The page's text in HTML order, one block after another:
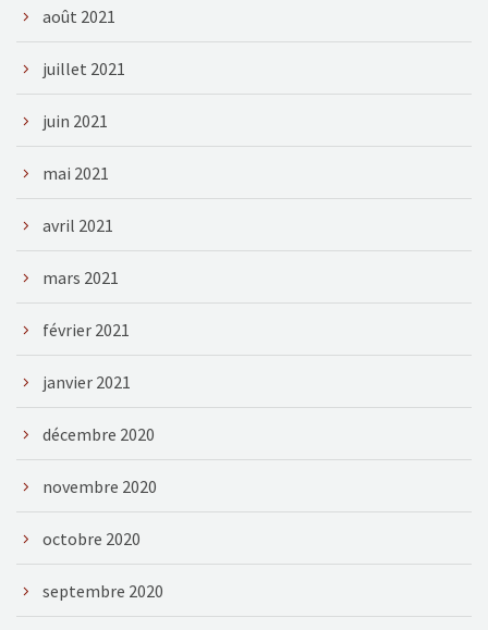
août 2021
juillet 2021
juin 2021
mai 2021
avril 2021
mars 2021
février 2021
janvier 2021
décembre 2020
novembre 2020
octobre 2020
septembre 2020